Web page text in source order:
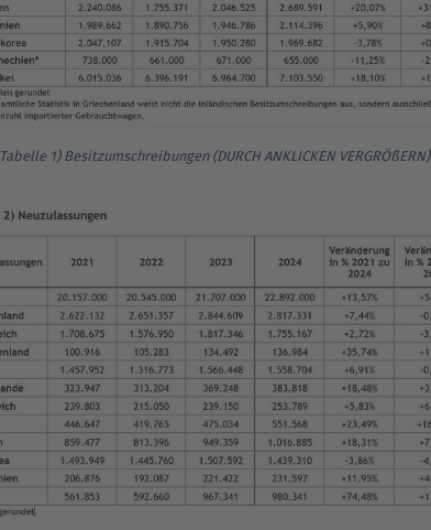
Tabelle 1) Besitzumschreibungen (DURCH ANKLICKEN VERGRÖßERN)